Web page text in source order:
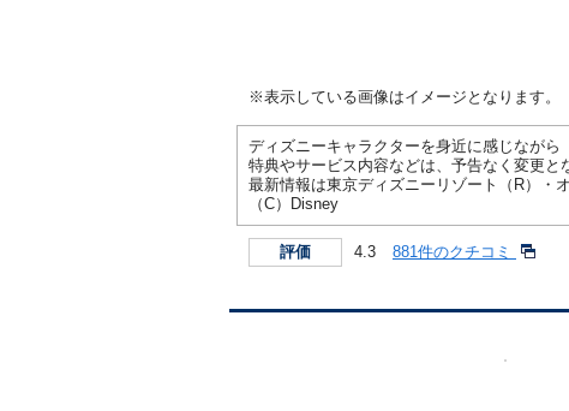
※表示している画像はイメージとなります。
ディズニーキャラクターを身近に感じなが
特典やサービス内容などは、予告なく変更と
最新情報は東京ディズニーリゾート（R）・
（C）Disney
評価 4.3 881件のクチコミ